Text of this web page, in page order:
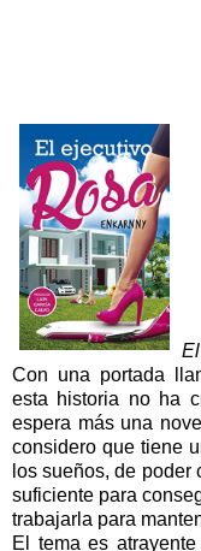
Con una portada
esta historia no ha
espera más una
considero que tiene
los sueños, de poder
suficiente para
trabajarla para
El tema es